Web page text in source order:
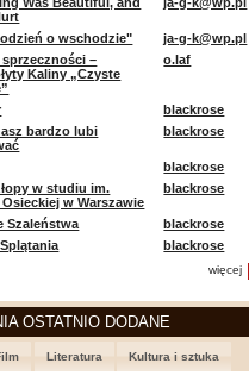
o wschodzie"
ja-g-k@wp.pl
sprzeczności –
Kaliny „Czyste
o.laf
blackrose
bardzo lubi
blackrose
blackrose
w studiu im.
w Warszawie
blackrose
Szaleństwa
blackrose
blackrose
więcej
OSTATNIO DODANE
Literatura Kultura i sztuka